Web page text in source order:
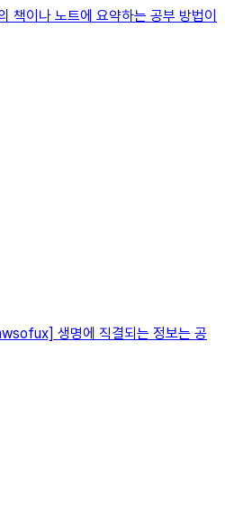
책이나 노트에 요약하는 공부 방법이
생명에 직결되는 정보는 공